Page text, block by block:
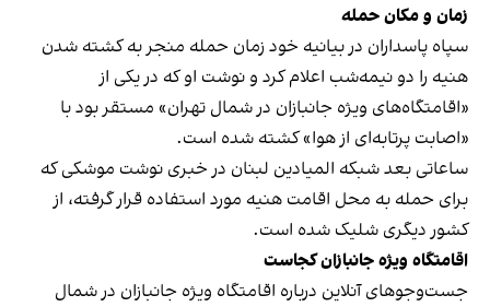
زمان و مکان حمله
سپاه پاسداران در بیانیه‌ خود زمان حمله منجر به کشته شدن
هنیه را دو نیمه‌شب اعلام کرد و نوشت او که در یکی از
«اقامتگاه‌های ویژه جانبازان در شمال تهران» مستقر بود با
«اصابت پرتابه‌ای از هوا» کشته شده است.
ساعاتی بعد شبکه المیادین لبنان در خبری نوشت موشکی که
برای حمله به محل اقامت هنیه مورد استفاده قرار گرفته، از
کشور دیگری شلیک شده است.
اقامتگاه ویژه جانبازان کجاست
جست‌وجو‌های آنلاین درباره اقامتگاه ویژه جانبازان در شمال